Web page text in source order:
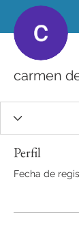
carmen
Perfil
Fecha de